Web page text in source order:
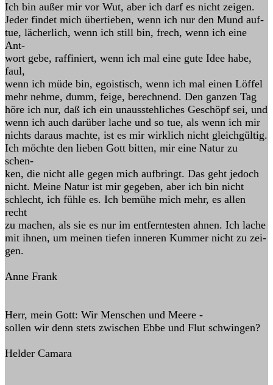
Ich bin außer mir vor Wut, aber ich darf es nicht zeigen.
Jeder findet mich übertieben, wenn ich nur den Mund auf-
tue, lächerlich, wenn ich still bin, frech, wenn ich eine
Ant-
wort gebe, raffiniert, wenn ich mal eine gute Idee habe,
faul,
wenn ich müde bin, egoistisch, wenn ich mal einen Löffel
mehr nehme, dumm, feige, berechnend. Den ganzen Tag
höre ich nur, daß ich ein unausstehliches Geschöpf sei, und
wenn ich auch darüber lache und so tue, als wenn ich mir
nichts daraus machte, ist es mir wirklich nicht gleichgültig.
Ich möchte den lieben Gott bitten, mir eine Natur zu
schen-
ken, die nicht alle gegen mich aufbringt. Das geht jedoch
nicht. Meine Natur ist mir gegeben, aber ich bin nicht
schlecht, ich fühle es. Ich bemühe mich mehr, es allen
recht
zu machen, als sie es nur im entferntesten ahnen. Ich lache
mit ihnen, um meinen tiefen inneren Kummer nicht zu zei-
gen.
Anne Frank
Herr, mein Gott: Wir Menschen und Meere -
sollen wir denn stets zwischen Ebbe und Flut schwingen?
Helder Camara